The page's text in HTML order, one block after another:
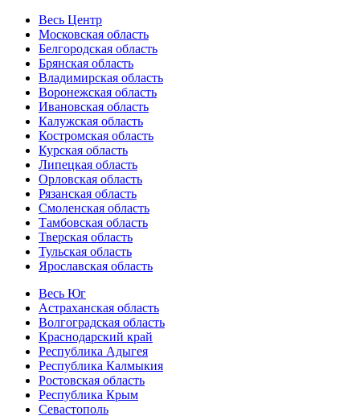
Весь Центр
Московская область
Белгородская область
Брянская область
Владимирская область
Воронежская область
Ивановская область
Калужская область
Костромская область
Курская область
Липецкая область
Орловская область
Рязанская область
Смоленская область
Тамбовская область
Тверская область
Тульская область
Ярославская область
Весь Юг
Астраханская область
Волгоградская область
Краснодарский край
Республика Адыгея
Республика Калмыкия
Ростовская область
Республика Крым
Севастополь